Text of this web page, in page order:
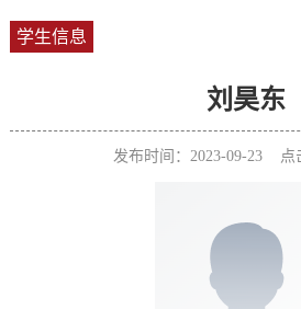
学生信息
刘昊东
发布时间：2023-09-23 点